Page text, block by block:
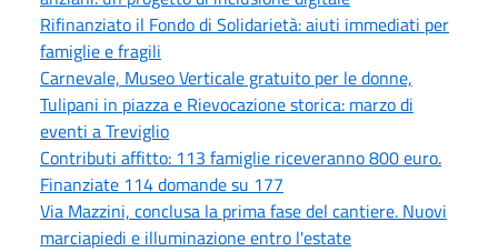
Rifinanziato il Fondo di Solidarietà: aiuti immediati per
famiglie e fragili
Carnevale, Museo Verticale gratuito per le donne,
Tulipani in piazza e Rievocazione storica: marzo di
eventi a Treviglio
Contributi affitto: 113 famiglie riceveranno 800 euro.
Finanziate 114 domande su 177
Via Mazzini, conclusa la prima fase del cantiere. Nuovi
marciapiedi e illuminazione entro l'estate